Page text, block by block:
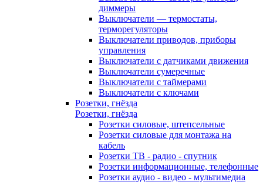
диммеры
Выключатели — термостаты,
терморегуляторы
Выключатели приводов, приборы
управления
Выключатели с датчиками движения
Выключатели сумеречные
Выключатели с таймерами
Выключатели с ключами
Розетки, гнёзда
Розетки, гнёзда
Розетки силовые, штепсельные
Розетки силовые для монтажа на
кабель
Розетки ТВ - радио - спутник
Розетки информационные, телефонные
Розетки аудио - видео - мультимедиа